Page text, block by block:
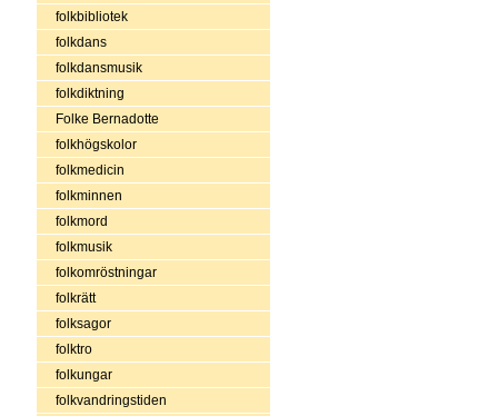
folkbibliotek
folkdans
folkdansmusik
folkdiktning
Folke Bernadotte
folkhögskolor
folkmedicin
folkminnen
folkmord
folkmusik
folkomröstningar
folkrätt
folksagor
folktro
folkungar
folkvandringstiden